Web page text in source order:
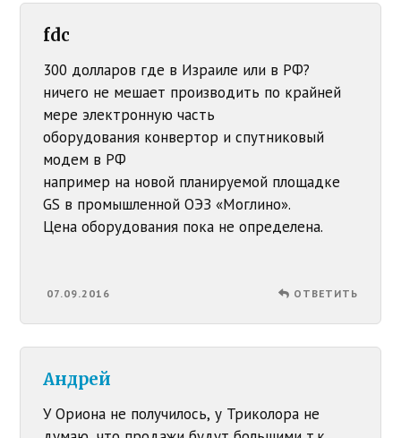
fdc
300 долларов где в Израиле или в РФ?
ничего не мешает производить по крайней
мере электронную часть
оборудования конвертор и спутниковый
модем в РФ
например на новой планируемой площадке
GS в промышленной ОЭЗ «Моглино».
Цена оборудования пока не определена.
07.09.2016 ОТВЕТИТЬ
Андрей
У Ориона не получилось, у Триколора не